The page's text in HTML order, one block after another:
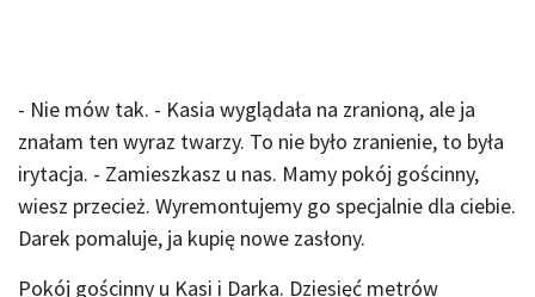
- Nie mów tak. - Kasia wyglądała na zranioną, ale ja
znałam ten wyraz twarzy. To nie było zranienie, to była
irytacja. - Zamieszkasz u nas. Mamy pokój gościnny,
wiesz przecież. Wyremontujemy go specjalnie dla ciebie.
Darek pomaluje, ja kupię nowe zasłony.
Pokój gościnny u Kasi i Darka. Dziesięć metrów